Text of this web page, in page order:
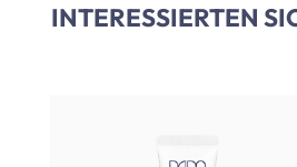
INTERESSIERTEN